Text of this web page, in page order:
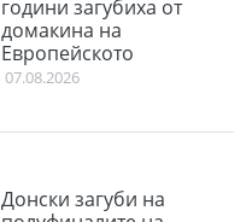
години загубиха от
домакина на
Европейското
07.08.2026
Донски загуби на